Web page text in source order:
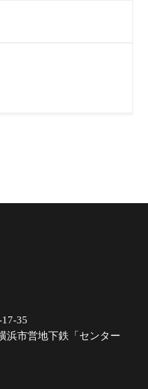
35
浜市営地下鉄「センター